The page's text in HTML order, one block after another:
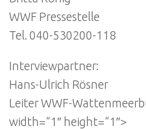
WWF Pressestelle
Tel. 040-530200-118
Interviewpartner:
Hans-Ulrich Rösner
Leiter WWF-
width=“1″ height=“1″>